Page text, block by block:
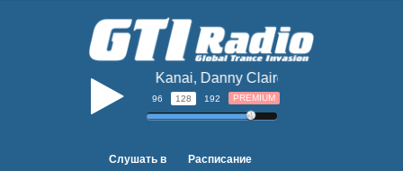
Sou Kanai, Danny Claire - Completely
b 96 128 192 PREMIUM
Слушать в Расписание